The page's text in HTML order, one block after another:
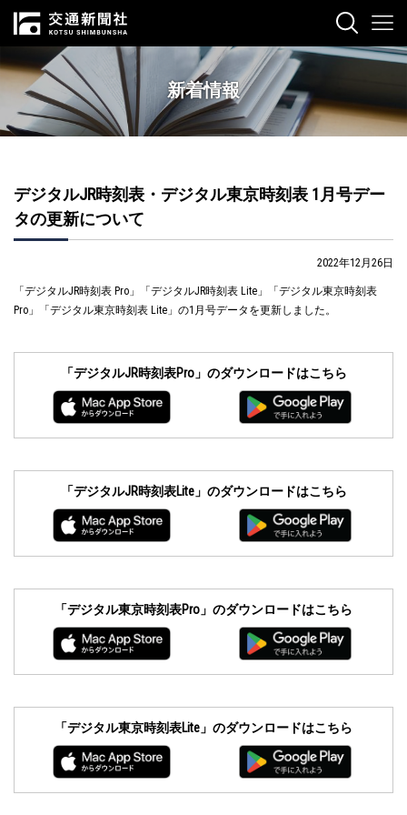
新着情報
デジタルJR時刻表・デジタル東京時刻表 1月号デー
タの更新について
2022年12月26日
「デジタルJR時刻表 Pro」「デジタルJR時刻表 Lite」「デジタル東京時刻表
Pro」「デジタル東京時刻表 Lite」の1月号データを更新しました。
「デジタルJR時刻表Pro」のダウンロードはこちら
「デジタルJR時刻表Lite」のダウンロードはこちら
「デジタル東京時刻表Pro」のダウンロードはこちら
「デジタル東京時刻表Lite」のダウンロードはこちら